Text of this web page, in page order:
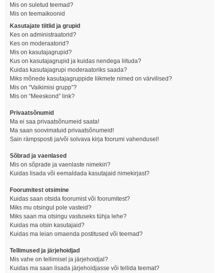
Mis on suletud teemad?
Mis on teemaikoonid
Kasutajate tiitlid ja grupid
Kes on administraatorid?
Kes on moderaatorid?
Mis on kasutajagrupid?
Kus on kasutajagrupid ja kuidas nendega liituda?
Kuidas kasutajagrupi moderaatoriks saada?
Miks mõnede kasutajagruppide liikmete nimed on värvilised?
Mis on “Vaikimisi grupp”?
Mis on “Meeskond” link?
Privaatsõnumid
Ma ei saa privaatsõnumeid saata!
Ma saan soovimatuid privaatsõnumeid!
Sain rämpsposti ja/või solvava kirja foorumi vahendusel!
Sõbrad ja vaenlased
Mis on sõprade ja vaenlaste nimekiri?
Kuidas lisada või eemaldada kasutajaid nimekirjast?
Foorumitest otsimine
Kuidas saan otsida foorumist või foorumitest?
Miks mu otsingul pole vasteid?
Miks saan ma otsingu vastuseks tühja lehe?
Kuidas ma otsin kasutajaid?
Kuidas ma leian omaenda postitused või teemad?
Tellimused ja järjehoidjad
Mis vahe on tellimisel ja järjehoidjal?
Kuidas ma saan lisada järjehoidjasse või tellida teemat?